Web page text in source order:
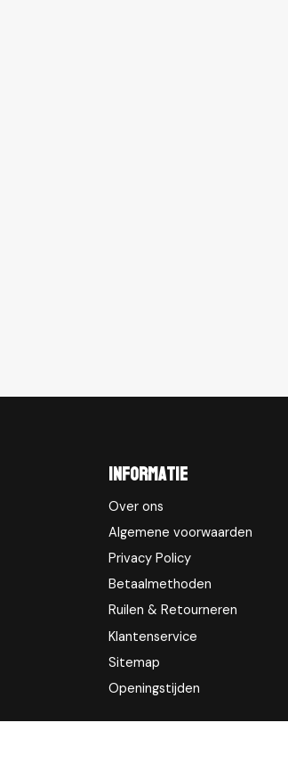
Informatie
Over ons
Algemene voorwaarden
Privacy Policy
Betaalmethoden
Ruilen & Retourneren
Klantenservice
Sitemap
Openingstijden